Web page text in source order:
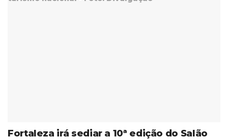
Fortaleza irá sediar a 10ª edição do Salão